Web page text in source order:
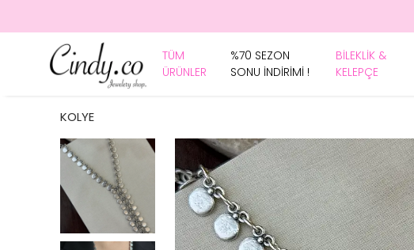
TÜM
ÜRÜNLER
%70 SEZON
SONU İNDİRİMİ !
BİLEKLİK &
KELEPÇE
KOLYE